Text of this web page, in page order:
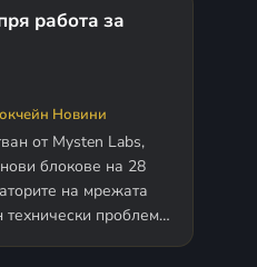
работа за
Новини
от Mysten Labs,
блокове на 28
на мрежата
технически проблем.